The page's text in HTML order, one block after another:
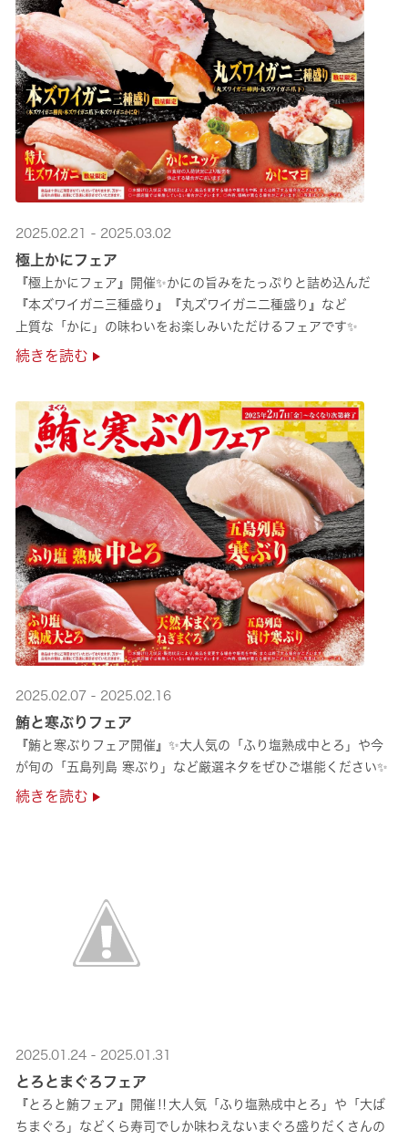
2025.02.21 - 2025.03.02
極上かにフェア
『極上かにフェア』開催✨かにの旨みをたっぷりと詰め込んだ
『本ズワイガニ三種盛り』『丸ズワイガニ二種盛り』など
上質な「かに」の味わいをお楽しみいただけるフェアです✨
続きを読む
2025.02.07 - 2025.02.16
鮪と寒ぶりフェア
『鮪と寒ぶりフェア開催』✨大人気の「ふり塩熟成中とろ」や今
が旬の「五島列島 寒ぶり」など厳選ネタをぜひご堪能ください✨
続きを読む
2025.01.24 - 2025.01.31
とろとまぐろフェア
『とろと鮪フェア』開催‼大人気「ふり塩熟成中とろ」や「大ば
ちまぐろ」などくら寿司でしか味わえないまぐろ盛りだくさんの